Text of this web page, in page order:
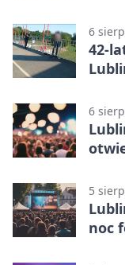
6
42-
6
5
noc